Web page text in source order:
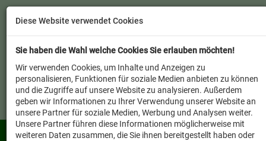
Diese Website verwendet Cookies
Sie haben die Wahl welche Cookies Sie erlauben möchten!
Wir verwenden Cookies, um Inhalte und Anzeigen zu
personalisieren, Funktionen für soziale Medien anbieten zu können
und die Zugriffe auf unsere Website zu analysieren. Außerdem
geben wir Informationen zu Ihrer Verwendung unserer Website an
unsere Partner für soziale Medien, Werbung und Analysen weiter.
Unsere Partner führen diese Informationen möglicherweise mit
weiteren Daten zusammen, die Sie ihnen bereitgestellt haben oder